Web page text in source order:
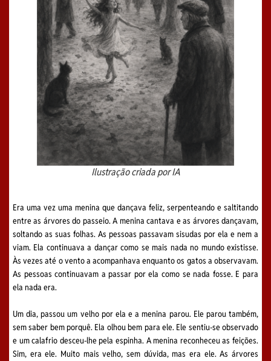
Ilustração criada por IA
Era uma vez uma menina que dançava feliz, serpenteando e saltitando
entre as árvores do passeio. A menina cantava e as árvores dançavam,
soltando as suas folhas. As pessoas passavam sisudas por ela e nem a
viam. Ela continuava a dançar como se mais nada no mundo existisse.
Às vezes até o vento a acompanhava enquanto os gatos a observavam.
As pessoas continuavam a passar por ela como se nada fosse. E para
ela nada era.
Um dia, passou um velho por ela e a menina parou. Ele parou também,
sem saber bem porquê. Ela olhou bem para ele. Ele sentiu-se observado
e um calafrio desceu-lhe pela espinha. A menina reconheceu as feições.
Sim, era ele. Muito mais velho, sem dúvida, mas era ele. As árvores